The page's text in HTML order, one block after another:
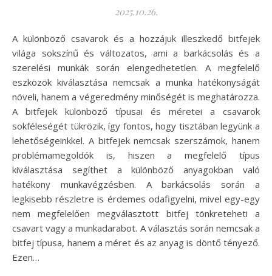
2025.10.26.
A különböző csavarok és a hozzájuk illeszkedő bitfejek
világa sokszínű és változatos, ami a barkácsolás és a
szerelési munkák során elengedhetetlen. A megfelelő
eszközök kiválasztása nemcsak a munka hatékonyságát
növeli, hanem a végeredmény minőségét is meghatározza.
A bitfejek különböző típusai és méretei a csavarok
sokféleségét tükrözik, így fontos, hogy tisztában legyünk a
lehetőségeinkkel. A bitfejek nemcsak szerszámok, hanem
problémamegoldók is, hiszen a megfelelő típus
kiválasztása segíthet a különböző anyagokban való
hatékony munkavégzésben. A barkácsolás során a
legkisebb részletre is érdemes odafigyelni, mivel egy-egy
nem megfelelően megválasztott bitfej tönkreteheti a
csavart vagy a munkadarabot. A választás során nemcsak a
bitfej típusa, hanem a méret és az anyag is döntő tényező.
Ezen…